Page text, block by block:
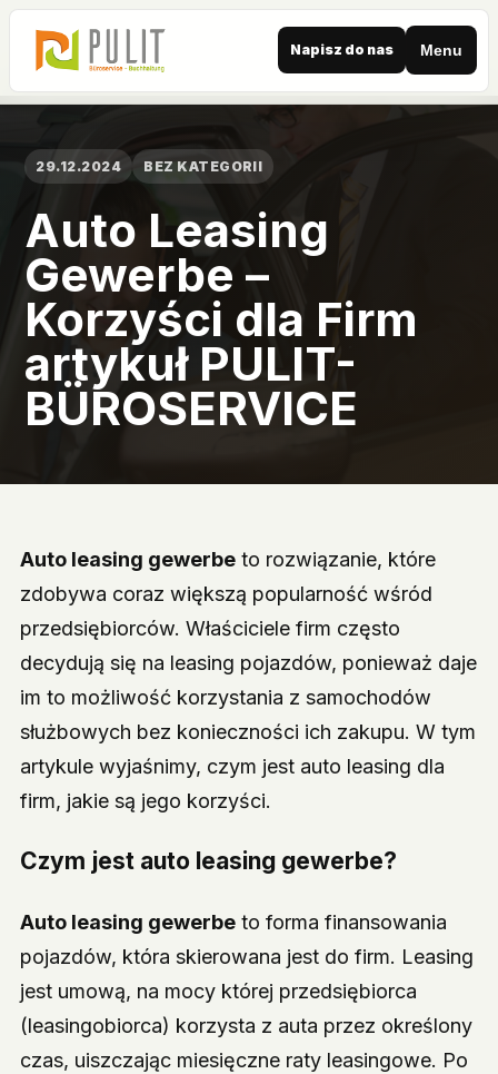
Napisz do nas Menu
29.12.2024 BEZ KATEGORII
Auto Leasing
Gewerbe –
Korzyści dla Firm
artykuł PULIT-
BÜROSERVICE
Auto leasing gewerbe to rozwiązanie, które
zdobywa coraz większą popularność wśród
przedsiębiorców. Właściciele firm często
decydują się na leasing pojazdów, ponieważ daje
im to możliwość korzystania z samochodów
służbowych bez konieczności ich zakupu. W tym
artykule wyjaśnimy, czym jest auto leasing dla
firm, jakie są jego korzyści.
Czym jest auto leasing gewerbe?
Auto leasing gewerbe to forma finansowania
pojazdów, która skierowana jest do firm. Leasing
jest umową, na mocy której przedsiębiorca
(leasingobiorca) korzysta z auta przez określony
czas, uiszczając miesięczne raty leasingowe. Po